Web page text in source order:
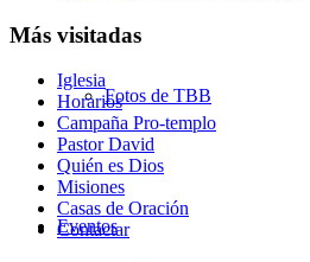
Fotos de TBB
Eventos
Más visitadas
Iglesia
Horarios
Campaña Pro-templo
Pastor David
Quién es Dios
Misiones
Casas de Oración
Contactar